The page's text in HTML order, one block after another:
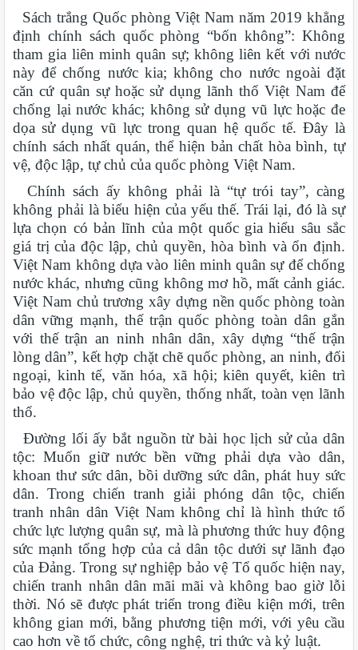
Sách trắng Quốc phòng Việt Nam năm 2019 khẳng
định chính sách quốc phòng “bốn không”: Không
tham gia liên minh quân sự; không liên kết với nước
này để chống nước kia; không cho nước ngoài đặt
căn cứ quân sự hoặc sử dụng lãnh thổ Việt Nam để
chống lại nước khác; không sử dụng vũ lực hoặc đe
dọa sử dụng vũ lực trong quan hệ quốc tế. Đây là
chính sách nhất quán, thể hiện bản chất hòa bình, tự
vệ, độc lập, tự chủ của quốc phòng Việt Nam.
Chính sách ấy không phải là “tự trói tay”, càng
không phải là biểu hiện của yếu thế. Trái lại, đó là sự
lựa chọn có bản lĩnh của một quốc gia hiểu sâu sắc
giá trị của độc lập, chủ quyền, hòa bình và ổn định.
Việt Nam không dựa vào liên minh quân sự để chống
nước khác, nhưng cũng không mơ hồ, mất cảnh giác.
Việt Nam chủ trương xây dựng nền quốc phòng toàn
dân vững mạnh, thế trận quốc phòng toàn dân gắn
với thế trận an ninh nhân dân, xây dựng “thế trận
lòng dân”, kết hợp chặt chẽ quốc phòng, an ninh, đối
ngoại, kinh tế, văn hóa, xã hội; kiên quyết, kiên trì
bảo vệ độc lập, chủ quyền, thống nhất, toàn vẹn lãnh
thổ.
Đường lối ấy bắt nguồn từ bài học lịch sử của dân
tộc: Muốn giữ nước bền vững phải dựa vào dân,
khoan thư sức dân, bồi dưỡng sức dân, phát huy sức
dân. Trong chiến tranh giải phóng dân tộc, chiến
tranh nhân dân Việt Nam không chỉ là hình thức tổ
chức lực lượng quân sự, mà là phương thức huy động
sức mạnh tổng hợp của cả dân tộc dưới sự lãnh đạo
của Đảng. Trong sự nghiệp bảo vệ Tổ quốc hiện nay,
chiến tranh nhân dân mãi mãi và không bao giờ lỗi
thời. Nó sẽ được phát triển trong điều kiện mới, trên
không gian mới, bằng phương tiện mới, với yêu cầu
cao hơn về tổ chức, công nghệ, tri thức và kỷ luật.